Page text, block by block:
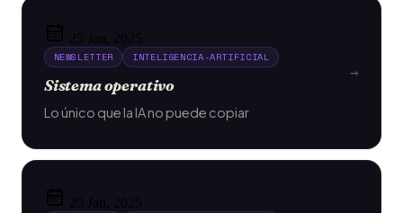
25 Jan, 2025
NEWSLETTER INTELIGENCIA-ARTIFICIAL
Sistema operativo
Lo único que la IA no puede copiar
→
25 Jan, 2025